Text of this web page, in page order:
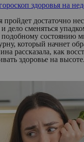
здоровья на
пройдет достаточно
и дело сменяться
состоянию
который начнет
рассказала, как
здоровье на высоте.